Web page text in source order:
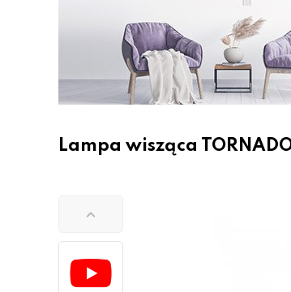
Lampa wisząca